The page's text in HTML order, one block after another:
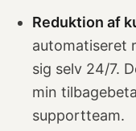
Reduktion af
automatiseret
sig selv 24/7.
min
supportteam.